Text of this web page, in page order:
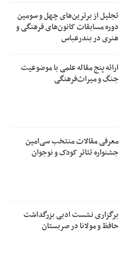
تجلیل از بر‌ترین‌های چهل و سومین
دوره مسابقات کانون‌های فرهنگی و
هنری در بندرعباس
ارائه پنج مقاله علمی با موضوعیت
جنگ و میراث‌فرهنگی
معرفی مقالات منتخب سی‌امین
جشنواره تئاتر کودک و نوجوان
برگزاری نشست ادبی بزرگداشت
حافظ و مولانا در صربستان